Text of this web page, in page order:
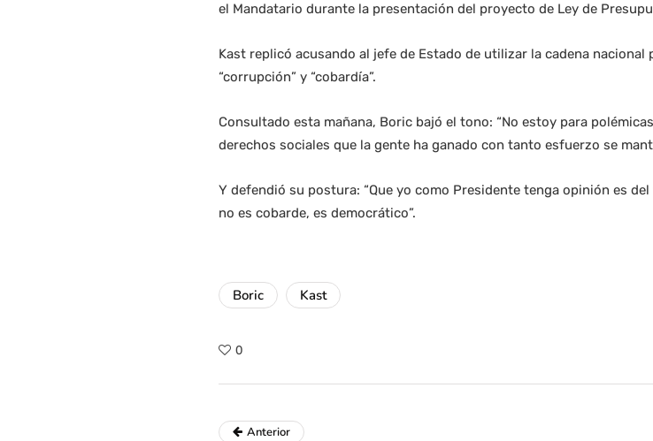
el Mandatario durante la presentación del proyecto de Ley de
Kast replicó acusando al jefe de Estado de utilizar la cadena
“corrupción” y “cobardía”.
Consultado esta mañana, Boric bajó el tono: “No estoy para
derechos sociales que la gente ha ganado con tanto esfuerzo se
Y defendió su postura: “Que yo como Presidente tenga opinión es
no es cobarde, es democrático”.
Boric Kast
0
Anterior